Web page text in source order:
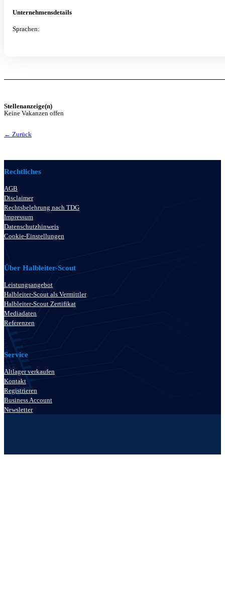
Unternehmensdetails
Sprachen:
Stellenanzeige(n)
Keine Vakanzen offen
← Zurück
Rechtliches
AGB
Disclaimer
Rechtsbelehrung nach TDG
Impressum
Datenschutzhinweis
Cookie-Einstellungen
Über Halbleiter-Scout
Leistungsangebot
Halbleiter-Scout als Vermittler
Halbleiter-Scout Zertifikat
Mediadaten
Referenzen
Service
Altlager verkaufen
Kontakt
Registrieren
Business Account
Newsletter